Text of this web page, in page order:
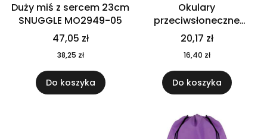
Duży miś z sercem 23cm
SNUGGLE MO2949-05
47,05 zł
38,25 zł
Do koszyka
Okulary
przeciwsłoneczne
CALIFORNIA TOUCH
MO9617-10
20,17 zł
16,40 zł
Do koszyka